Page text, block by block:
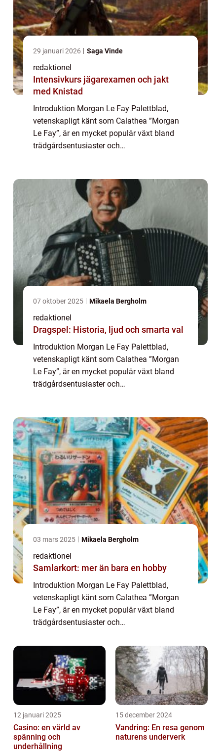
29 januari 2026 Saga Vinde
redaktionel
Intensivkurs jägarexamen och jakt
med Knistad
Introduktion Morgan Le Fay Palettblad,
vetenskapligt känt som Calathea ”Morgan
Le Fay”, är en mycket populär växt bland
trädgårdsentusiaster och
07 oktober 2025 Mikaela Bergholm
redaktionel
Dragspel: Historia, ljud och smarta val
Introduktion Morgan Le Fay Palettblad,
vetenskapligt känt som Calathea ”Morgan
Le Fay”, är en mycket populär växt bland
trädgårdsentusiaster och
på ljuset, ...
03 mars 2025 Mikaela Bergholm
redaktionel
Samlarkort: mer än bara en hobby
Introduktion Morgan Le Fay Palettblad,
vetenskapligt känt som Calathea ”Morgan
Le Fay”, är en mycket populär växt bland
trädgårdsentusiaster och
utseende och sin unika förmåga att reagera
på ljuset, ...
12 januari 2025
Casino: en värld av
spänning och
underhållning
15 december 2024
Vandring: En resa genom
naturens underverk